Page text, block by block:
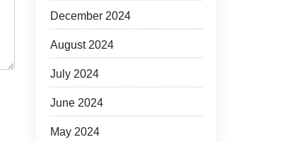
December 2024
August 2024
July 2024
June 2024
May 2024